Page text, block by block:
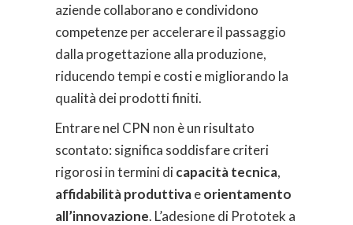
aziende collaborano e condividono
competenze per accelerare il passaggio
dalla progettazione alla produzione,
riducendo tempi e costi e migliorando la
qualità dei prodotti finiti.
Entrare nel CPN non è un risultato
scontato: significa soddisfare criteri
rigorosi in termini dicapacità tecnica,
affidabilità produttivaeorientamento
all’innovazione. L’adesione di Prototek a